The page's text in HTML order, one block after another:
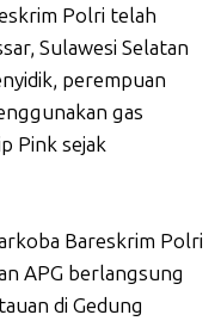
Polri telah
Sulawesi Selatan
perempuan
gas
Pink sejak
Bareskrim Polri
APG berlangsung
di Gedung